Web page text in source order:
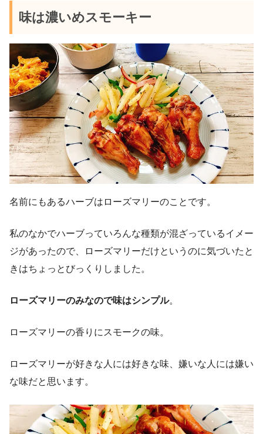
味は濃いめスモーキー
名前にもあるハーブはローズマリーのことです。
私のなかでハーブっていろんな種類が混ざっているイメー
ジがあったので、ローズマリーだけというのに気づいたと
きはちょっとびっくりしました。
ローズマリーのみなので味はシンプル。
ローズマリーの香りにスモークの味。
ローズマリーが好きな人には好きな味、嫌いな人には嫌い
な味だと思います。